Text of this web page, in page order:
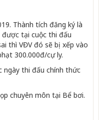
Thành tích đăng ký là
tại cuộc thi đấu
thì VĐV đó sẽ bị xếp vào
300.000đ/cự ly.
ngày thi đấu chính thức
chuyên môn tại Bể bơi.